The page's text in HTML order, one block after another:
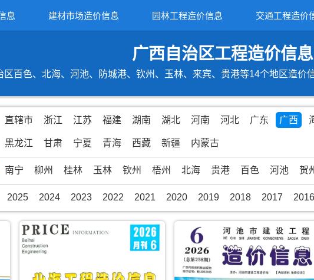
息 建材市场造价信息 园林工程造价信息 交通工程造价
广西自治区工程造价信
区百色、北海、河池、防城港、钦州、玉林、来宾、贵港等14个地区造
直辖市 浙江 江苏 福建 湖南 湖北 河南 河北 广东 广西
黑龙江 甘肃 宁夏 青海 西藏 新疆 内蒙古
南宁 柳州 桂林 玉林 钦州 梧州 北海 贵港 百色 河池 贺
2025 2024 2023 2022 2021 2020 2019 2018 2017 2016